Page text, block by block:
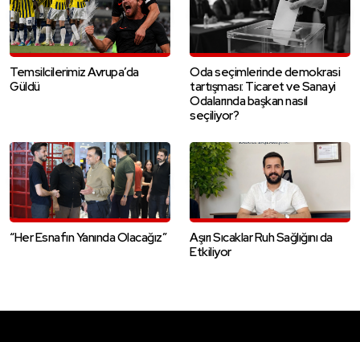
Temsilcilerimiz Avrupa’da
Güldü
Oda seçimlerinde demokrasi
tartışması: Ticaret ve Sanayi
Odalarında başkan nasıl
seçiliyor?
“Her Esnafın Yanında Olacağız”
Aşırı Sıcaklar Ruh Sağlığını da
Etkiliyor